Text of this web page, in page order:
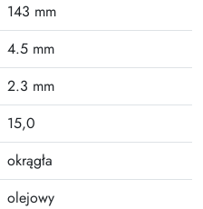
143 mm
4.5 mm
2.3 mm
15,0
okrągła
olejowy